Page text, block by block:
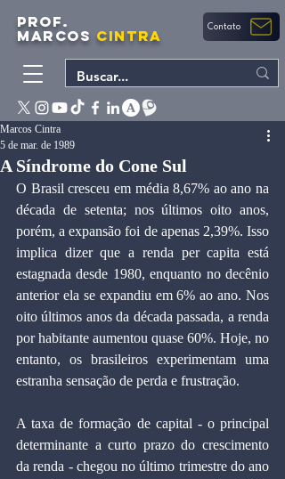
PROF.
MARCOS CINTRA Contato
A Síndrome do Cone Sul
Marcos Cintra
5 de mar. de 1989
O Brasil cresceu em média 8,67% ao ano na
década de setenta; nos últimos oito anos,
porém, a expansão foi de apenas 2,39%. Isso
implica dizer que a renda per capita está
estagnada desde 1980, enquanto no decênio
anterior ela se expandiu em 6% ao ano. Nos
oito últimos anos da década passada, a renda
por habitante aumentou quase 60%. Hoje, no
entanto, os brasileiros experimentam uma
estranha sensação de perda e frustração.
A taxa de formação de capital - o principal
determinante a curto prazo do crescimento
da renda - chegou no último trimestre do ano